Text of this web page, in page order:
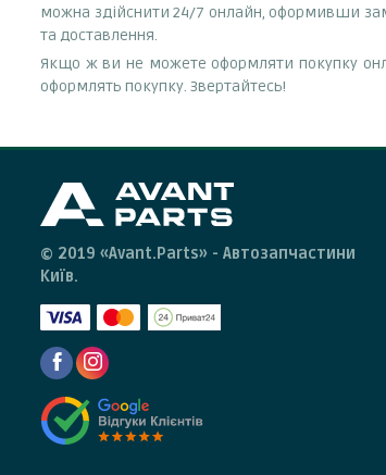
можна здійснити 24/7 онлайн, оформивши
та доставлення.
Якщо ж ви не можете оформляти покупку
оформлять покупку. Звертайтесь!
© 2019 «Avant.Parts» - Автозапчастини
Київ.